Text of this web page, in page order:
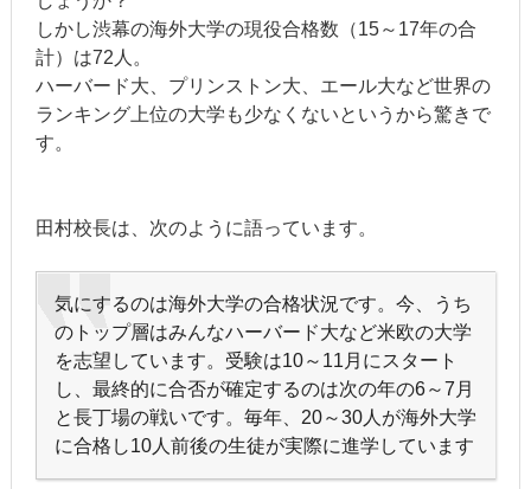
しかし渋幕の海外大学の現役合格数（15～17年の合
計）は72人。
ハーバード大、プリンストン大、エール大など世界の
ランキング上位の大学も少なくないというから驚きで
す。
田村校長は、次のように語っています。
気にするのは海外大学の合格状況です。今、うち
のトップ層はみんなハーバード大など米欧の大学
を志望しています。受験は10～11月にスタート
し、最終的に合否が確定するのは次の年の6～7月
と長丁場の戦いです。毎年、20～30人が海外大学
に合格し10人前後の生徒が実際に進学しています